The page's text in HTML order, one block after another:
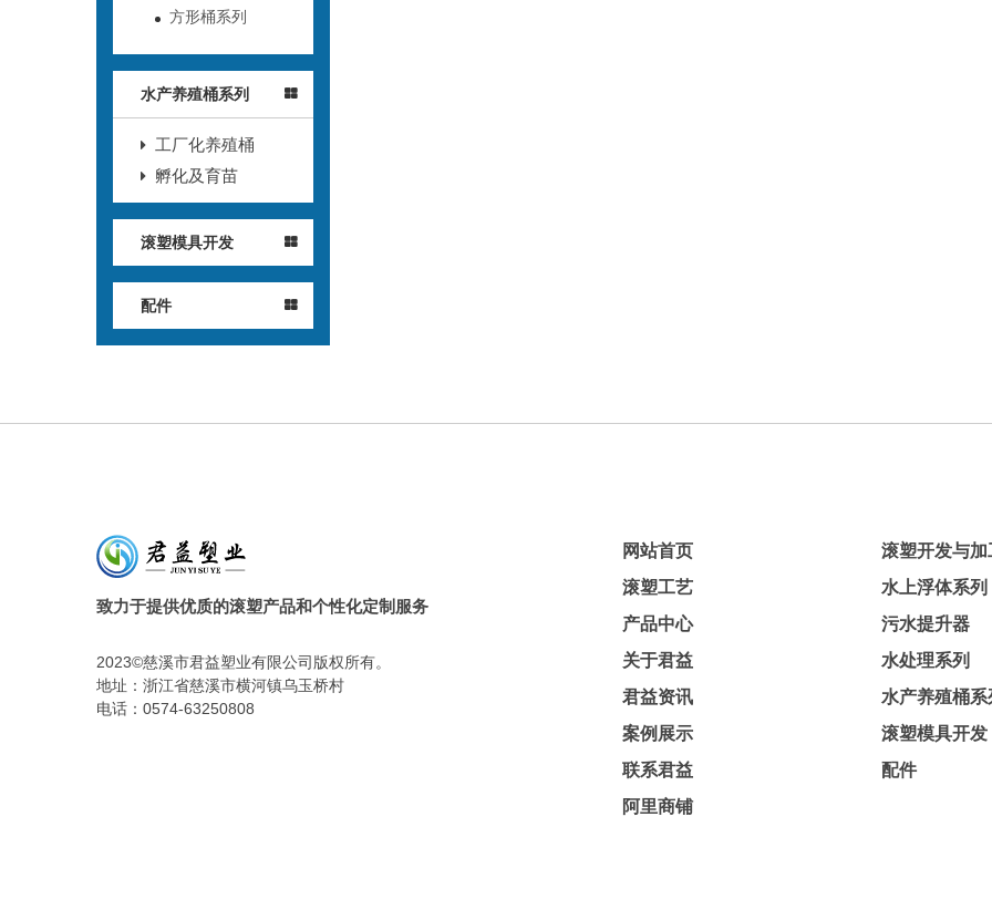
方形桶系列
水产养殖桶系列
工厂化养殖桶
孵化及育苗
滚塑模具开发
配件
致力于提供优质的滚塑产品和个性化定制服务
2023©慈溪市君益塑业有限公司版权所有。
地址：浙江省慈溪市横河镇乌玉桥村
电话：0574-63250808
网站首页
滚塑工艺
产品中心
关于君益
君益资讯
案例展示
联系君益
阿里商铺
滚塑开发与加
水上浮体系列
污水提升器
水处理系列
水产养殖桶系
滚塑模具开发
配件